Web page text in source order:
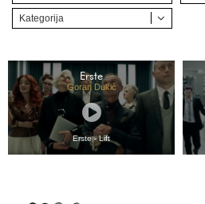
Kategorija
Erste
Goran Dukić
Erste - Lift